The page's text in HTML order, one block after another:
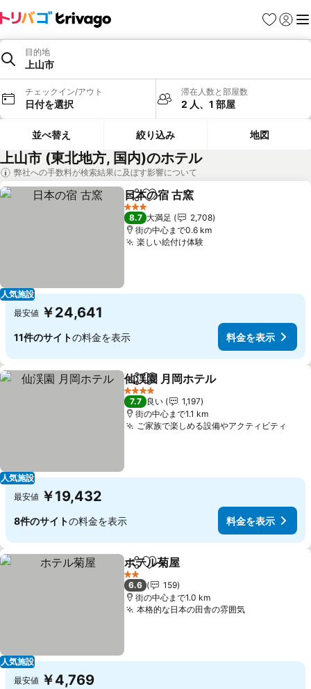
お気に入り
ログイ
メ
目的地
上山市
チェックイン/アウト
日付を選択
滞在人数と部屋数
2 人、1 部屋
並べ替え 絞り込み 地図
上山市 (東北地方, 国内)のホテル
弊社への手数料が検索結果に及ぼす影響について
人気施設
シェアお気に入りに追加
日本の宿 古窯
3 ホテルのランク
8.7 大満足
2,708
街の中心まで0.6 km
楽しい絵付け体験
最安値 ￥24,641
11件のサイトの料金を表示 料金を表示
人気施設
シェアお気に入りに追加
仙渓園 月岡ホテル
4 ホテルのランク
7.7 良い
1,197
街の中心まで1.1 km
ご家族で楽しめる設備やアクティビティ
最安値 ￥19,432
8件のサイトの料金を表示 料金を表示
人気施設
シェアお気に入りに追加
ホテル菊屋
2 ホテルのランク
6.6
159
街の中心まで1.0 km
本格的な日本の田舎の雰囲気
最安値 ￥4,769